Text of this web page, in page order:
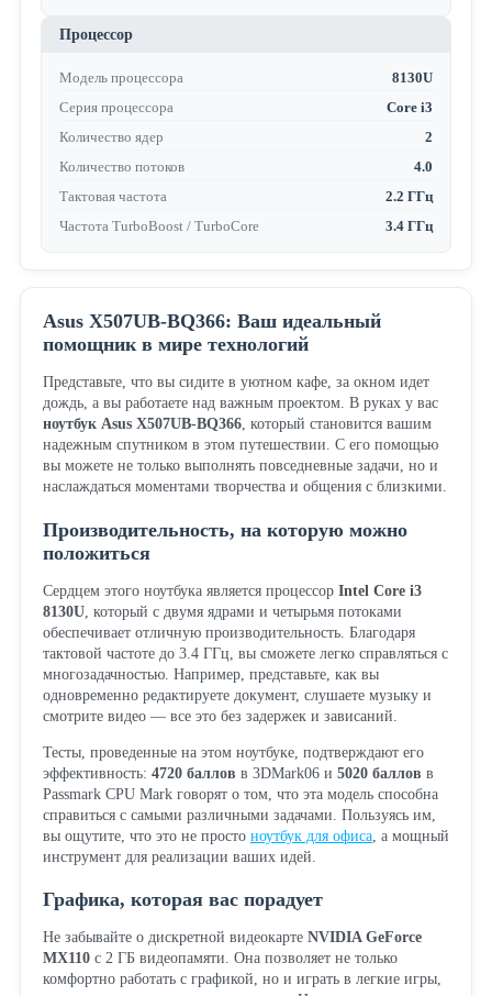
Процессор
Модель процессора
8130U
Серия процессора
Core i3
Количество ядер
2
Количество потоков
4.0
Тактовая частота
2.2 ГГц
Частота TurboBoost / TurboCore
3.4 ГГц
Asus X507UB-BQ366: Ваш идеальный
помощник в мире технологий
Представьте, что вы сидите в уютном кафе, за окном идет
дождь, а вы работаете над важным проектом. В руках у вас
ноутбук Asus X507UB-BQ366, который становится вашим
надежным спутником в этом путешествии. С его помощью
вы можете не только выполнять повседневные задачи, но и
наслаждаться моментами творчества и общения с близкими.
Производительность, на которую можно
положиться
Сердцем этого ноутбука является процессор Intel Core i3
8130U, который с двумя ядрами и четырьмя потоками
обеспечивает отличную производительность. Благодаря
тактовой частоте до 3.4 ГГц, вы сможете легко справляться с
многозадачностью. Например, представьте, как вы
одновременно редактируете документ, слушаете музыку и
смотрите видео — все это без задержек и зависаний.
Тесты, проведенные на этом ноутбуке, подтверждают его
эффективность: 4720 баллов в 3DMark06 и 5020 баллов в
Passmark CPU Mark говорят о том, что эта модель способна
справиться с самыми различными задачами. Пользуясь им,
вы ощутите, что это не просто ноутбук для офиса, а мощный
инструмент для реализации ваших идей.
Графика, которая вас порадует
Не забывайте о дискретной видеокарте NVIDIA GeForce
MX110с 2 ГБ видеопамяти. Она позволяет не только
комфортно работать с графикой, но и играть в легкие игры,